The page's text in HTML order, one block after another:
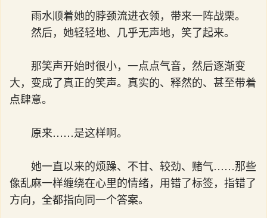
雨水顺着她的脖颈流进衣领，带来一阵战栗。
然后，她轻轻地、几乎无声地，笑了起来。
那笑声开始时很小，一点点气音，然后逐渐变
大，变成了真正的笑声。真实的、释然的、甚至带着
点肆意。
原来……是这样啊。
她一直以来的烦躁、不甘、较劲、赌气……那些
像乱麻一样缠绕在心里的情绪，用错了标签，指错了
方向，全都指向同一个答案。